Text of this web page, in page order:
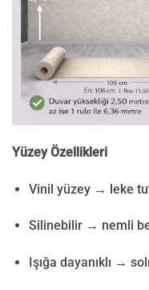
Yüzey Özellikleri
Vinil yüzey → leke
Silinebilir → nemli
Işığa dayanıklı →